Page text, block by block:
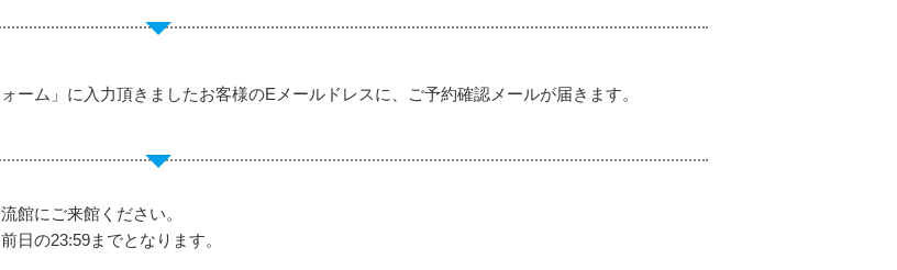
ーム」に入力頂きましたお客様のEメールドレスに、ご予約確認メールが届きます。
館にご来館ください。
日の23:59までとなります。